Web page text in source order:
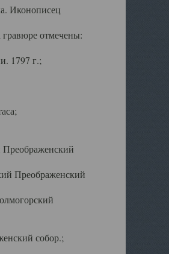
Иконописец
отмечены:
1797 г.;
Преображенский
собор.;